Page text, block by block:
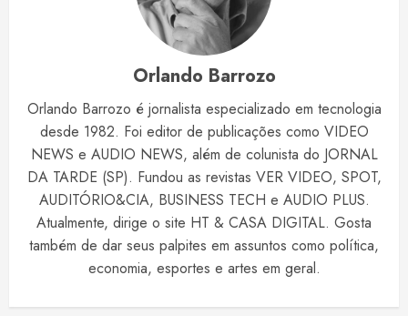
Orlando Barrozo
Orlando Barrozo é jornalista especializado em tecnologia
desde 1982. Foi editor de publicações como VIDEO
NEWS e AUDIO NEWS, além de colunista do JORNAL
DA TARDE (SP). Fundou as revistas VER VIDEO, SPOT,
AUDITÓRIO&CIA, BUSINESS TECH e AUDIO PLUS.
Atualmente, dirige o site HT & CASA DIGITAL. Gosta
também de dar seus palpites em assuntos como política,
economia, esportes e artes em geral.